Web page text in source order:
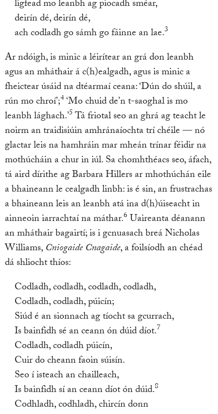
ligfead mo leanbh ag piocadh sméar,
deirín dé, deirín dé,
ach codladh go sámh go fáinne an lae.3
Ar ndóigh, is minic a léirítear an grá don leanbh
agus an mháthair á c(h)ealgadh, agus is minic a
fheictear úsáid na dtéarmaí ceana: ‘Dún do shúil, a
rún mo chroí’;4‘Mo chuid de’n t-saoghal is mo
leanbh lághach.’5Tá friotal seo an ghrá ag teacht le
noirm an traidisiúin amhránaíochta trí chéile — nó
glactar leis na hamhráin mar mheán trínar féidir na
mothúcháin a chur in iúl. Sa chomhthéacs seo, áfach,
tá aird dírithe ag Barbara Hillers ar mhothúchán eile
a bhaineann le cealgadh linbh: is é sin, an frustrachas
a bhaineann leis an leanbh atá ina d(h)úiseacht in
ainneoin iarrachtaí na máthar.6 Uaireanta déanann
an mháthair bagairtí; is i gcnuasach breá Nicholas
Williams, Cniogaide Cnagaide, a foilsíodh an chéad
dá shliocht thíos:
Codladh, codladh, codladh, codladh,
Codladh, codladh, púicín;
Siúd é an sionnach ag tíocht sa gcurrach,
Is bainfidh sé an ceann ón dúid díot.7
Codladh, codladh púicín,
Cuir do cheann faoin súisín.
Seo í isteach an chailleach,
Is bainfidh sí an ceann díot ón dúid.8
Codhladh, codhladh, chircín donn